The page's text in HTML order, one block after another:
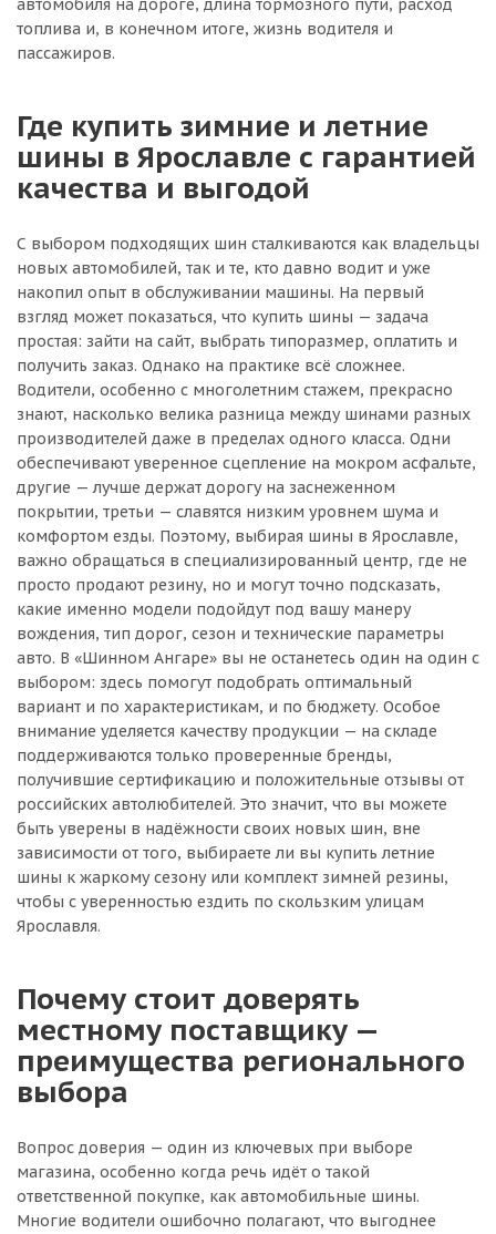
автомобиля на дороге, длина тормозного пути, расход
топлива и, в конечном итоге, жизнь водителя и
пассажиров.
Где купить зимние и летние
шины в Ярославле с гарантией
качества и выгодой
С выбором подходящих шин сталкиваются как владельцы
новых автомобилей, так и те, кто давно водит и уже
накопил опыт в обслуживании машины. На первый
взгляд может показаться, что купить шины — задача
простая: зайти на сайт, выбрать типоразмер, оплатить и
получить заказ. Однако на практике всё сложнее.
Водители, особенно с многолетним стажем, прекрасно
знают, насколько велика разница между шинами разных
производителей даже в пределах одного класса. Одни
обеспечивают уверенное сцепление на мокром асфальте,
другие — лучше держат дорогу на заснеженном
покрытии, третьи — славятся низким уровнем шума и
комфортом езды. Поэтому, выбирая шины в Ярославле,
важно обращаться в специализированный центр, где не
просто продают резину, но и могут точно подсказать,
какие именно модели подойдут под вашу манеру
вождения, тип дорог, сезон и технические параметры
авто. В «Шинном Ангаре» вы не останетесь один на один с
выбором: здесь помогут подобрать оптимальный
вариант и по характеристикам, и по бюджету. Особое
внимание уделяется качеству продукции — на складе
поддерживаются только проверенные бренды,
получившие сертификацию и положительные отзывы от
российских автолюбителей. Это значит, что вы можете
быть уверены в надёжности своих новых шин, вне
зависимости от того, выбираете ли вы купить летние
шины к жаркому сезону или комплект зимней резины,
чтобы с уверенностью ездить по скользким улицам
Ярославля.
Почему стоит доверять
местному поставщику —
преимущества регионального
выбора
Вопрос доверия — один из ключевых при выборе
магазина, особенно когда речь идёт о такой
ответственной покупке, как автомобильные шины.
Многие водители ошибочно полагают, что выгоднее